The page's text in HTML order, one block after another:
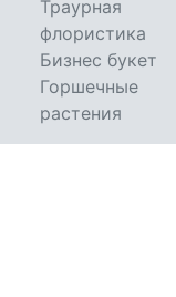
Траурная
флористика
Бизнес букет
Горшечные
растения